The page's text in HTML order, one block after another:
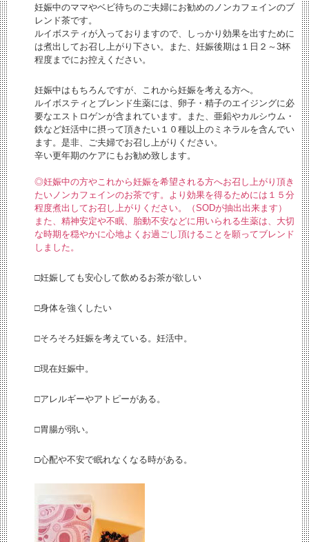
妊娠中のママやベビ待ちのご夫婦にお勧めのノンカフェインのブ
レンド茶です。
ルイボスティが入っておりますので、しっかり効果を出すために
は煮出してお召し上がり下さい。また、妊娠後期は１日２～3杯
程度までにお控えください。
妊娠中はもちろんですが、これから妊娠を考える方へ。
ルイボスティとブレンド生薬には、卵子・精子のエイジングに必
要なエストロゲンが含まれています。また、亜鉛やカルシウム・
鉄など妊活中に摂って頂きたい１０種以上のミネラルを含んでい
ます。是非、ご夫婦でお召し上がりください。
辛い更年期のケアにもお勧め致します。
◎妊娠中の方やこれから妊娠を希望される方へお召し上がり頂き
たいノンカフェインのお茶です。より効果を得るためには１５分
程度煮出してお召し上がりください。（SODが抽出出来ます）
また、精神安定や不眠、胎動不安などに用いられる生薬は、大切
な時期を穏やかに心地よくお過ごし頂けることを願ってブレンド
しました。
□妊娠しても安心して飲めるお茶が欲しい
□身体を強くしたい
□そろそろ妊娠を考えている。妊活中。
□現在妊娠中。
□アレルギーやアトピーがある。
□胃腸が弱い。
□心配や不安で眠れなくなる時がある。